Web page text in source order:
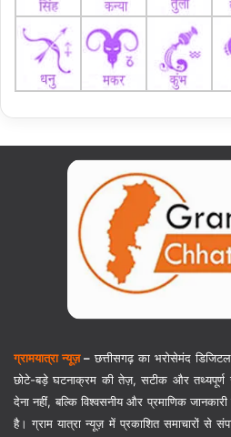
ग्रामयात्रा न्यूज़–छत्तीसगढ़ का भरोसेमंद
छोटे-बड़े घटनाक्रम की तेज़, सटीक और तथ्यपूर्ण
देना नहीं, बल्कि विश्वसनीय और प्रमाणिक
है। ग्राम यात्रा न्यूज़ में प्रकाशित समाचारों से